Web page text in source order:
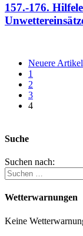
157.-176.
Neuere Artikel
1
2
3
4
Suche
Suchen nach:
Wetterwarnungen
Keine